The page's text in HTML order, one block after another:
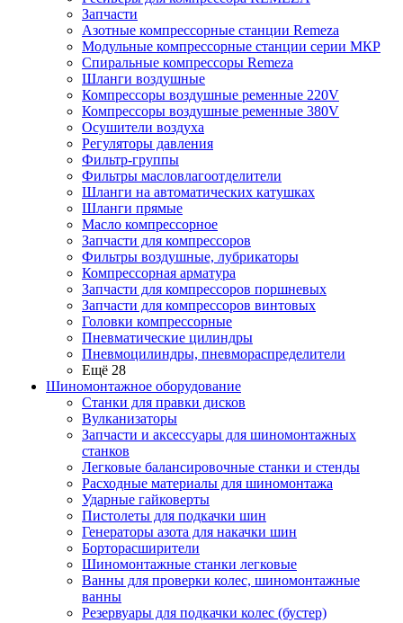
Запчасти
Азотные компрессорные станции Remeza
Модульные компрессорные станции серии МКР
Спиральные компрессоры Remeza
Шланги воздушные
Компрессоры воздушные ременные 220V
Компрессоры воздушные ременные 380V
Осушители воздуха
Регуляторы давления
Фильтр-группы
Фильтры масловлагоотделители
Шланги на автоматических катушках
Шланги прямые
Масло компрессорное
Запчасти для компрессоров
Фильтры воздушные, лубрикаторы
Компрессорная арматура
Запчасти для компрессоров поршневых
Запчасти для компрессоров винтовых
Головки компрессорные
Пневматические цилиндры
Пневмоцилиндры, пневмораспределители
Ещё 28
Шиномонтажное оборудование
Станки для правки дисков
Вулканизаторы
Запчасти и аксессуары для шиномонтажных
станков
Легковые балансировочные станки и стенды
Расходные материалы для шиномонтажа
Ударные гайковерты
Пистолеты для подкачки шин
Генераторы азота для накачки шин
Борторасширители
Шиномонтажные станки легковые
Ванны для проверки колес, шиномонтажные
ванны
Резервуары для подкачки колес (бустер)